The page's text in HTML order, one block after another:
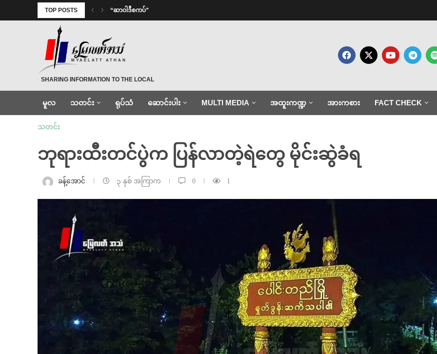
TOP POSTS “ဆာဝါဒီစကပ်”
MYAELATT ATHAN
SHARING INFORMATION TO THE LOCAL
မူလ သတင်း ရုပ်သံ ဆောင်းပါး MULTI MEDIA အထူးကဏ္ဍ အားကစား FACT CHECK
သတင်း
ဘုရားထီးတင်ပွဲက ပြန်လာတဲ့ရဲတွေ မိုင်းဆွဲခံရ
ခန့်အောင် ၃ နှစ် အကြာက 0 1